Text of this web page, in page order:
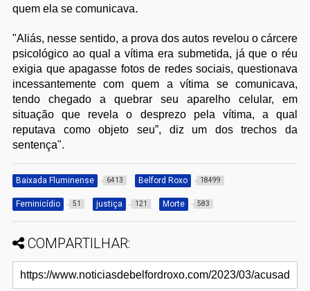
quem ela se comunicava.
"Aliás, nesse sentido, a prova dos autos revelou o cárcere
psicológico ao qual a vítima era submetida, já que o réu
exigia que apagasse fotos de redes sociais, questionava
incessantemente com quem a vítima se comunicava,
tendo chegado a quebrar seu aparelho celular, em
situação que revela o desprezo pela vítima, a qual
reputava como objeto seu”, diz um dos trechos da
sentença".
Baixada Fluminense 6413 Belford Roxo 18499
Feminicídio 51 justiça 121 Morte 583
COMPARTILHAR: